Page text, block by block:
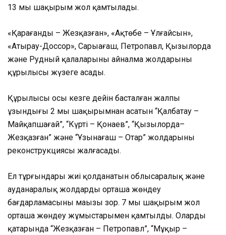
13 мың шақырым жол қамтылады.
«Қарағанды – Жезқазған», «Ақтөбе – Ұлғайсын»,
«Атырау-Доссор», Сарыағаш, Петропавл, Қызылорда
және Рудный қалаларының айналма жолдарының
құрылысы жүзеге асады.
Құрылысы осы кезге дейін басталған жалпы
ұзындығы 2 мың шақырымнан асатын “Қалбатау –
Майқапшағай”, “Күрті – Қонаев”, “Қызылорда–
Жезқазған” және “Ұзынағаш – Отар” жолдарының
реконструкциясы жалғасады.
Ел тұрғындары жиі қолданатын облысаралық және
ауданаралық жолдарды орташа жөндеу
бағдарламасының маңызы зор. 7 мың шақырым жол
орташа жөндеу жұмыстарымен қамтылды. Олардың
қатарында “Жезқазған – Петропавл”, “Мұқыр –